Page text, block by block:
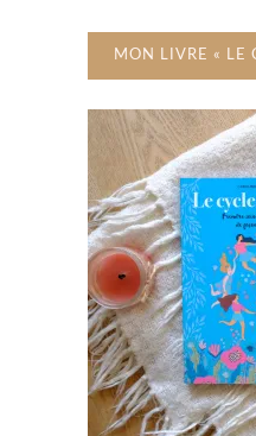
MON LIVRE « LE